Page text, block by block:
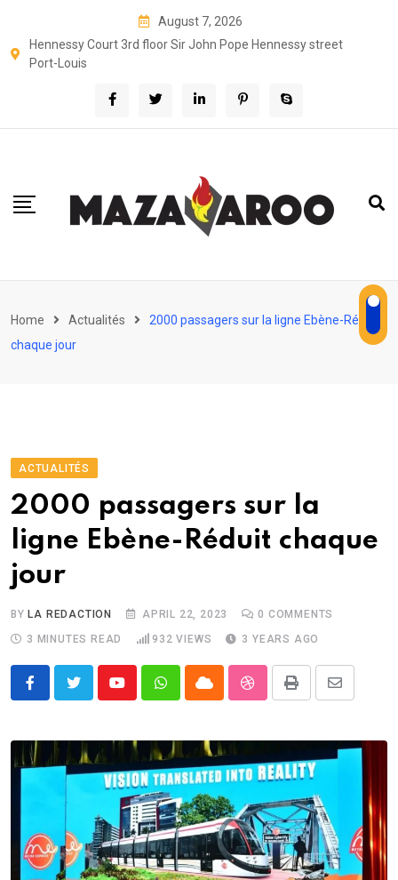
content
August 7, 2026
Hennessy Court 3rd floor Sir John Pope Hennessy street
Port-Louis
Home Actualités
2000 passagers sur la ligne Ebène-Réduit
chaque jour
ACTUALITÉS
2000 passagers sur la
ligne Ebène-Réduit chaque
jour
BYLA REDACTION APRIL 22, 2023 0 COMMENTS
3 MINUTES READ
932 VIEWS 3 YEARS AGO
YoutubeWhatsappCloud StumbleUpon
Print
Share
Email